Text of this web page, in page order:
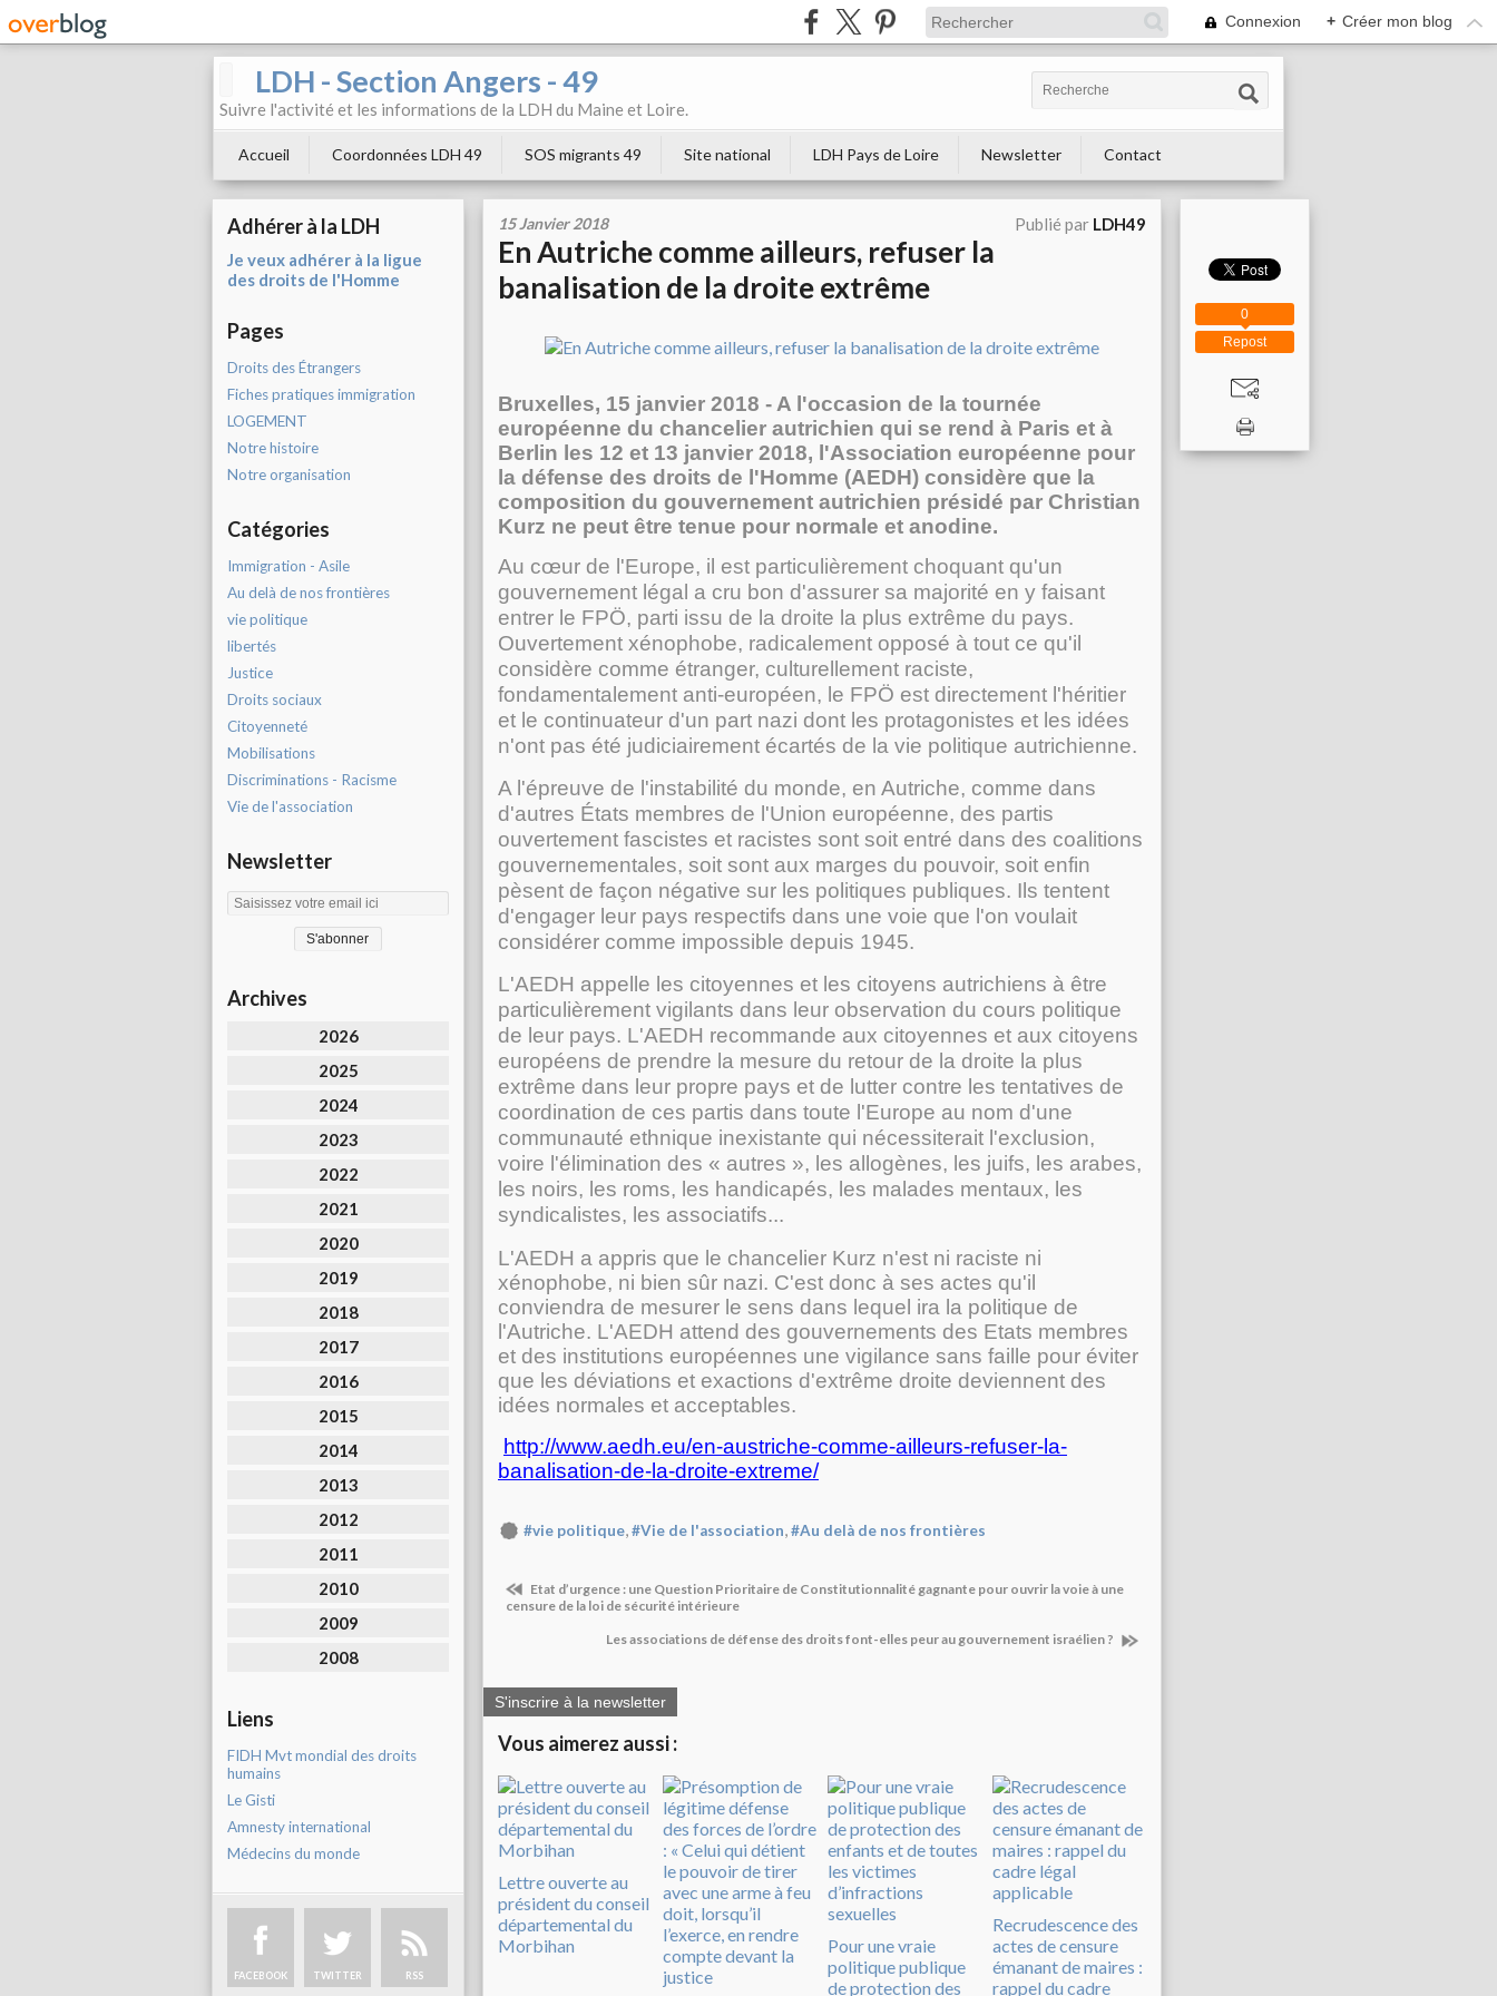
Connexion + Créer mon blog
LDH - Section Angers - 49
Suivre l'activité et les informations de la LDH du Maine et Loire.
Accueil Coordonnées LDH 49 SOS migrants 49 Site national LDH Pays de Loire Newsletter Contact
Adhérer à la LDH
Je veux adhérer à la ligue
des droits de l'Homme
Pages
Droits des Étrangers
Fiches pratiques immigration
LOGEMENT
Notre histoire
Notre organisation
Catégories
Immigration - Asile
Au delà de nos frontières
vie politique
libertés
Justice
Droits sociaux
Citoyenneté
Mobilisations
Discriminations - Racisme
Vie de l'association
Newsletter
Archives
2026
2025
2024
2023
2022
2021
2020
2019
2018
2017
2016
2015
2014
2013
2012
2011
2010
2009
2008
Liens
FIDH Mvt mondial des droits
humains
Le Gisti
Amnesty international
Médecins du monde
FACEBOOK TWITTER RSS
15 Janvier 2018 Publié par LDH49
En Autriche comme ailleurs, refuser la
banalisation de la droite extrême
Bruxelles, 15 janvier 2018 - A l'occasion de la tournée
européenne du chancelier autrichien qui se rend à Paris et à
Berlin les 12 et 13 janvier 2018, l'Association européenne pour
la défense des droits de l'Homme (AEDH) considère que la
composition du gouvernement autrichien présidé par Christian
Kurz ne peut être tenue pour normale et anodine.
Au cœur de l'Europe, il est particulièrement choquant qu'un
gouvernement légal a cru bon d'assurer sa majorité en y faisant
entrer le FPÖ, parti issu de la droite la plus extrême du pays.
Ouvertement xénophobe, radicalement opposé à tout ce qu'il
considère comme étranger, culturellement raciste,
fondamentalement anti-européen, le FPÖ est directement l'héritier
et le continuateur d'un part nazi dont les protagonistes et les idées
n'ont pas été judiciairement écartés de la vie politique autrichienne.
A l'épreuve de l'instabilité du monde, en Autriche, comme dans
d'autres États membres de l'Union européenne, des partis
ouvertement fascistes et racistes sont soit entré dans des coalitions
gouvernementales, soit sont aux marges du pouvoir, soit enfin
pèsent de façon négative sur les politiques publiques. Ils tentent
d'engager leur pays respectifs dans une voie que l'on voulait
considérer comme impossible depuis 1945.
L'AEDH appelle les citoyennes et les citoyens autrichiens à être
particulièrement vigilants dans leur observation du cours politique
de leur pays. L'AEDH recommande aux citoyennes et aux citoyens
européens de prendre la mesure du retour de la droite la plus
extrême dans leur propre pays et de lutter contre les tentatives de
coordination de ces partis dans toute l'Europe au nom d'une
communauté ethnique inexistante qui nécessiterait l'exclusion,
voire l'élimination des « autres », les allogènes, les juifs, les arabes,
les noirs, les roms, les handicapés, les malades mentaux, les
syndicalistes, les associatifs...
L'AEDH a appris que le chancelier Kurz n'est ni raciste ni
xénophobe, ni bien sûr nazi. C'est donc à ses actes qu'il
conviendra de mesurer le sens dans lequel ira la politique de
l'Autriche. L'AEDH attend des gouvernements des Etats membres
et des institutions européennes une vigilance sans faille pour éviter
que les déviations et exactions d'extrême droite deviennent des
idées normales et acceptables.
http://www.aedh.eu/en-austriche-comme-ailleurs-refuser-la-
banalisation-de-la-droite-extreme/
#vie politique,#Vie de l'association,#Au delà de nos frontières
Etat d’urgence : une Question Prioritaire de Constitutionnalité gagnante pour ouvrir la voie à une
censure de la loi de sécurité intérieure
Les associations de défense des droits font-elles peur au gouvernement israélien ?
S'inscrire à la newsletter
Vous aimerez aussi :
Lettre ouverte au
président du conseil
départemental du
Morbihan
Pour une vraie
politique publique
de protection des
Recrudescence des
actes de censure
émanant de maires :
rappel du cadre
Repost
0